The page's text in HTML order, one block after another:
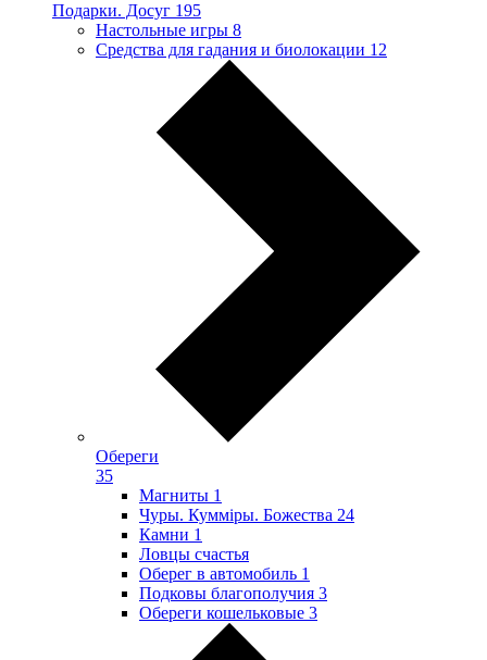
Подарки. Досуг 195
Настольные игры 8
Средства для гадания и биолокации 12
Обереги
35
Магниты 1
Чуры. Куммiры. Божества 24
Камни 1
Ловцы счастья
Оберег в автомобиль 1
Подковы благополучия 3
Обереги кошельковые 3